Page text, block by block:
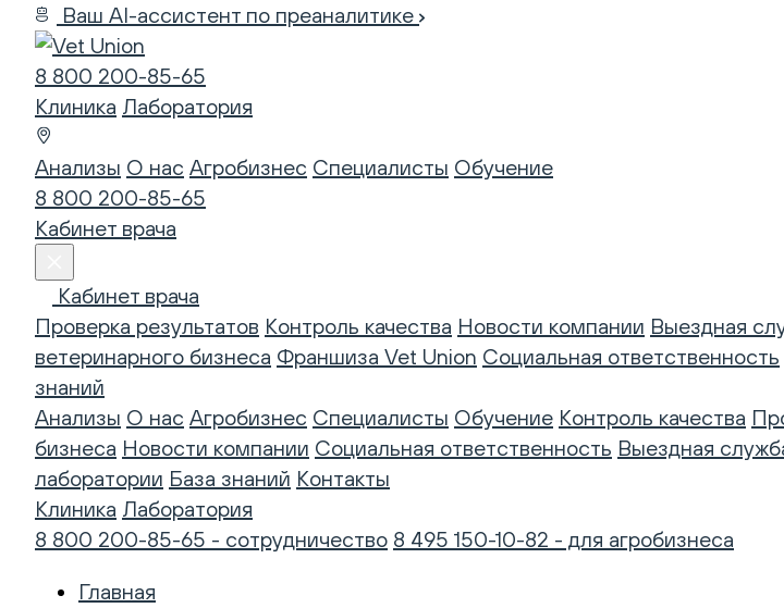
Ваш AI-ассистент по преаналитике
8 800 200-85-65
Клиника Лаборатория
Анализы О нас Агробизнес Специалисты Обучение
8 800 200-85-65
Кабинет врача
Кабинет врача
Проверка результатов Контроль качества Новости компании Выездная
ветеринарного бизнеса Франшиза Vet Union Социальная ответственность
знаний
Анализы О нас Агробизнес Специалисты Обучение Контроль качества
бизнеса Новости компании Социальная ответственность Выездная
лаборатории База знаний Контакты
Клиника Лаборатория
8 800 200-85-65 - сотрудничество 8 495 150-10-82 - для агробизнеса
Главная